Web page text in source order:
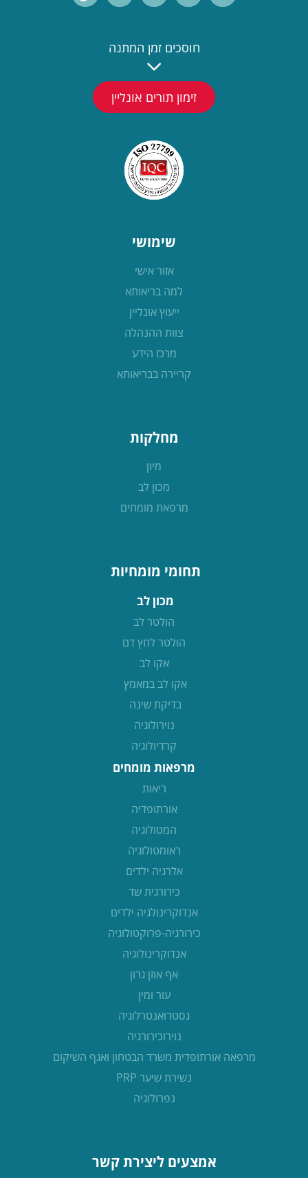
חוסכים זמן המתנה
זימון תורים אונליין
שימושי
אזור אישי
למה בריאותא
ייעוץ אונליין
צוות ההנהלה
מרכז הידע
קריירה בבריאותא
מחלקות
מיון
מכון לב
מרפאת מומחים
תחומי מומחיות
מכון לב
הולטר לב
הולטר לחץ דם
אקו לב
אקו לב במאמץ
בדיקת שינה
נוירולוגיה
קרדיולוגיה
מרפאות מומחים
ריאות
אורתופדיה
המטולוגיה
ראומטולוגיה
אלרגיה ילדים
כירורגית שד
אנדוקרינולגיה ילדים
כירורגיה-פרוקטולוגיה
אנדוקרינולוגיה
אף אוזן גרון
עור ומין
גסטרואנטרלוגיה
נוירוכירורגיה
מרפאה אורתופדית משרד הבטחון ואגף השיקום
נשירת שיער PRP
נפרולוגיה
אמצעים ליצירת קשר